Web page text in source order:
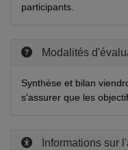
participants.
Modalités
Synthèse et bilan
s'assurer que les
Informations sur